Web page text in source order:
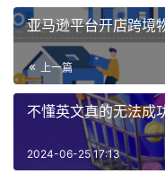
亚马逊平台开店跨境
上一篇
不懂英文真的无法成
2024-06-25 17:13